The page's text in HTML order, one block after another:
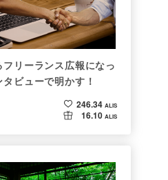
リーランス広報になっ
ビューで明かす！
246.34 ALIS
16.10 ALIS